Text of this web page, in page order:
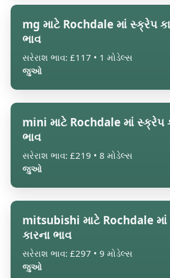
mg માટે Rochdale માં સ્ક્રેપ
ભાવ
સરેરાશ ભાવ: £117 • 1 મોડેલ્સ
જુઓ
mini માટે Rochdale માં સ્ક્રેપ
ભાવ
સરેરાશ ભાવ: £219 • 8 મોડેલ્સ
જુઓ
mitsubishi માટે Rochdale
કારના ભાવ
સરેરાશ ભાવ: £297 • 9 મોડેલ્સ
જુઓ